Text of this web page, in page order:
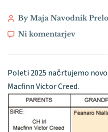
By Maja Navodnik
Ni komentarjev
Poleti 2025 načrtujemo
Macfinn Victor Creed.